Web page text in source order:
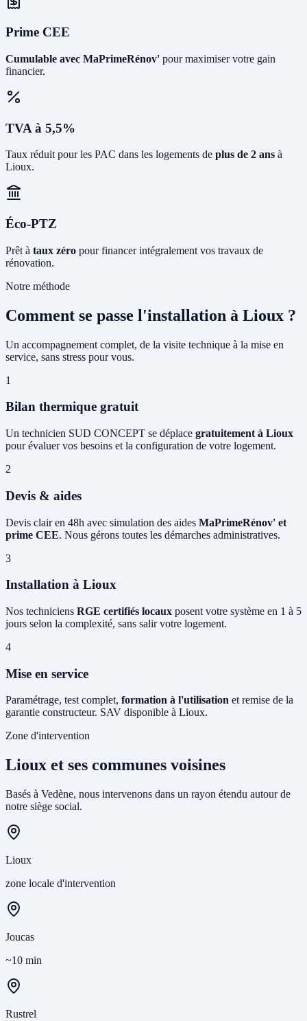
Prime CEE
Cumulable avec MaPrimeRénov' pour maximiser votre gain
financier.
TVA à 5,5%
Taux réduit pour les PAC dans les logements de plus de 2 ans à
Lioux.
Éco-PTZ
Prêt à taux zéro pour financer intégralement vos travaux de
rénovation.
Notre méthode
Comment se passe l'installation à Lioux ?
Un accompagnement complet, de la visite technique à la mise en
service, sans stress pour vous.
1
Bilan thermique gratuit
Un technicien SUD CONCEPT se déplace gratuitement à Lioux
pour évaluer vos besoins et la configuration de votre logement.
2
Devis & aides
Devis clair en 48h avec simulation des aides MaPrimeRénov' et
prime CEE. Nous gérons toutes les démarches administratives.
3
Installation à Lioux
Nos techniciens RGE certifiés locaux posent votre système en 1 à 5
jours selon la complexité, sans salir votre logement.
4
Mise en service
Paramétrage, test complet, formation à l'utilisation et remise de la
garantie constructeur. SAV disponible à Lioux.
Zone d'intervention
Lioux et ses communes voisines
Basés à Vedène, nous intervenons dans un rayon étendu autour de
notre siège social.
Lioux
zone locale d'intervention
Joucas
~10 min
Rustrel